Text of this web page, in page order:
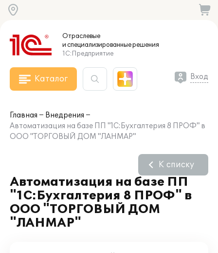
Отраслевые
и специализированныерешения
1С:Предприятие
Каталог Вход
Главная
Внедрения
Автоматизация на базе ПП "1С:Бухгалтерия 8 ПРОФ" в
ООО "ТОРГОВЫЙ ДОМ "ЛАНМАР"
Автоматизация на базе ПП
"1С:Бухгалтерия 8 ПРОФ" в
ООО "ТОРГОВЫЙ ДОМ
"ЛАНМАР"
К списку